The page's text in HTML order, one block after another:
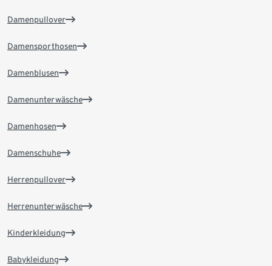
Damenpullover
Damensporthosen
Damenblusen
Damenunterwäsche
Damenhosen
Damenschuhe
Herrenpullover
Herrenunterwäsche
Kinderkleidung
Babykleidung